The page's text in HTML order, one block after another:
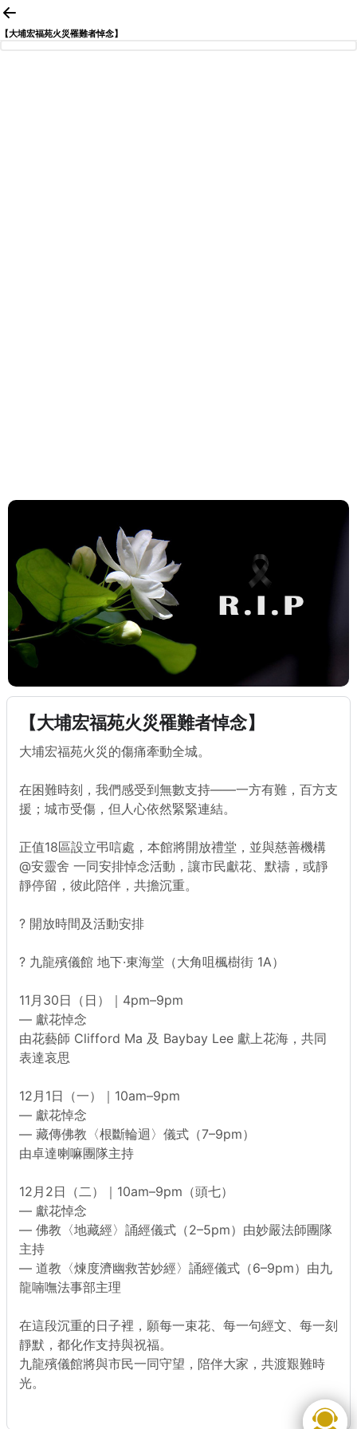
【大埔宏福苑火災罹難者悼念】
【大埔宏福苑火災罹難者悼念】
大埔宏福苑火災的傷痛牽動全城。
在困難時刻，我們感受到無數支持——一方有難，百方支
援；城市受傷，但人心依然緊緊連結。
正值18區設立弔唁處，本館將開放禮堂，並與慈善機構
@安靈舍 一同安排悼念活動，讓市民獻花、默禱，或靜
靜停留，彼此陪伴，共擔沉重。
? 開放時間及活動安排
? 九龍殯儀館 地下·東海堂（大角咀楓樹街 1A）
11月30日（日）｜4pm–9pm
— 獻花悼念
由花藝師 Clifford Ma 及 Baybay Lee 獻上花海，共同
表達哀思
12月1日（一）｜10am–9pm
— 獻花悼念
— 藏傳佛教〈根斷輪迴〉儀式（7–9pm）
由卓達喇嘛團隊主持
12月2日（二）｜10am–9pm（頭七）
— 獻花悼念
— 佛教〈地藏經〉誦經儀式（2–5pm）由妙嚴法師團隊
主持
— 道教〈煉度濟幽救苦妙經〉誦經儀式（6–9pm）由九
龍喃嘸法事部主理
在這段沉重的日子裡，願每一束花、每一句經文、每一刻
靜默，都化作支持與祝福。
九龍殯儀館將與市民一同守望，陪伴大家，共渡艱難時